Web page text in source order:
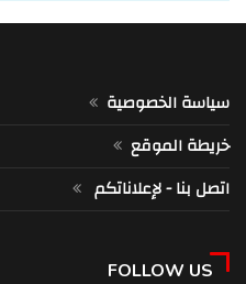
سياسة الخصوصية
خريطة الموقع
اتصل بنا - لإعلاناتكم
FOLLOW US